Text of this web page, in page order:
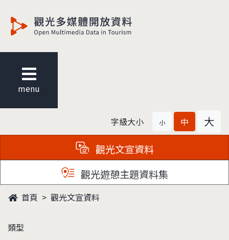
menu
字級大小 小 中 大
觀光文宣資料
觀光遊憩主題資料集
首頁 觀光文宣資料
類型